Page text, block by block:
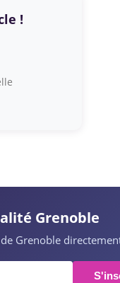
!
Grenoble
Grenoble